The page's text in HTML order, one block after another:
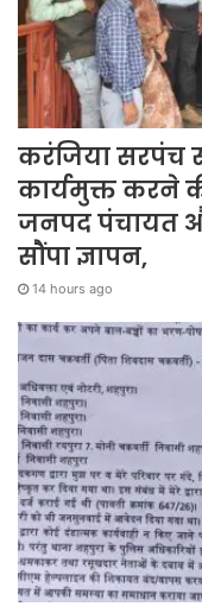
करंजिया सरपंच
कार्यमुक्त करने
जनपद पंचायत
सौंपा ज्ञापन,
14 hours ago